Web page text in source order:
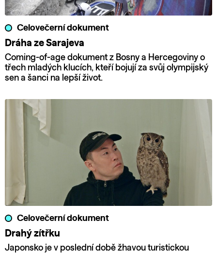
Celovečerní dokument
Dráha ze Sarajeva
Coming-of-age dokument z Bosny a Hercegoviny o
třech mladých klucích, kteří bojují za svůj olympijský
sen a šanci na lepší život.
Celovečerní dokument
Drahý zítřku
Japonsko je v poslední době žhavou turistickou